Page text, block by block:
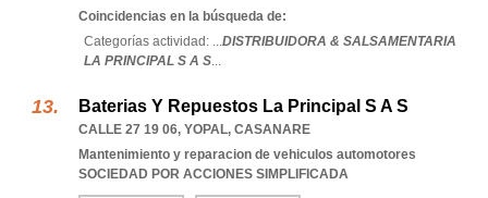
Coincidencias en la búsqueda de:
Categorías actividad: ...DISTRIBUIDORA & SALSAMENTARIA
LA PRINCIPAL S A S...
Baterias Y Repuestos La Principal S A S
CALLE 27 19 06, YOPAL, CASANARE
Mantenimiento y reparacion de vehiculos automotores
SOCIEDAD POR ACCIONES SIMPLIFICADA